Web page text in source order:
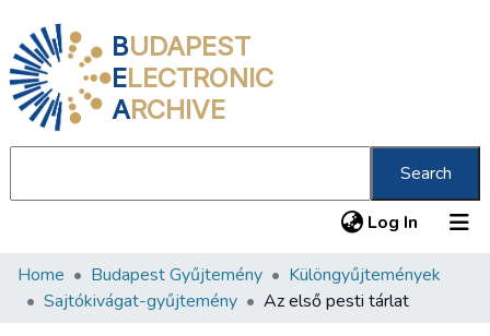
BUDAPEST
ELECTRONIC
ARCHIVE
Search
Log In (current)
Communities & Collections
Home Budapest Gyűjtemény
Különgyűjtemények
Sajtókivágat-gyűjtemény
Az első pesti tárlat